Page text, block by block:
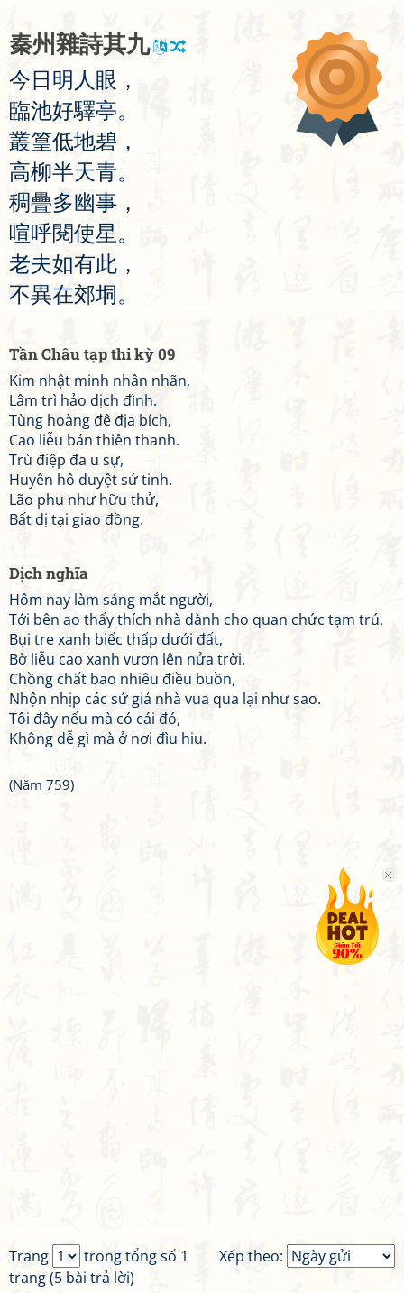
秦州雜詩其九
今 日 明 人 眼 ，
臨池好驛亭。
叢篁低地碧 ，
高柳半天青。
稠疊多幽事 ，
喧呼閱使星。
老夫如有此 ，
不異在郊垌。
Tần Châu tạp thi kỳ 09
Kim nhật minh nhân nhãn,
Lâm trì hảo dịch đình.
Tùng hoàng đê địa bích,
Cao liễu bán thiên thanh.
Trù điệp đa u sự,
Huyên hô duyệt sứ tinh.
Lão phu như hữu thử,
Bất dị tại giao đồng.
Dịch nghĩa
Hôm nay làm sáng mắt người,
Tới bên ao thấy thích nhà dành cho quan chức tạm trú.
Bụi tre xanh biếc thấp dưới đất,
Bờ liễu cao xanh vươn lên nửa trời.
Chồng chất bao nhiêu điều buồn,
Nhộn nhịp các sứ giả nhà vua qua lại như sao.
Tôi đây nếu mà có cái đó,
Không dễ gì mà ở nơi đìu hiu.
(Năm 759)
Xếp theo:
Trang
trong tổng số 1
trang (5 bài trả lời)